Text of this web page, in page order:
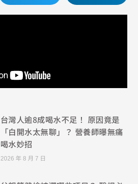
台灣人逾8成喝水不足！ 原因竟是
「白開水太無聊」？ 營養師曝無痛
喝水妙招
2026 年 8 月 7 日